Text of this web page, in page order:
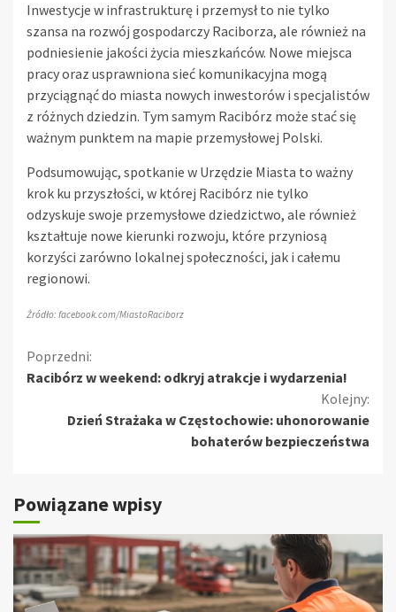
Inwestycje w infrastrukturę i przemysł to nie tylko
szansa na rozwój gospodarczy Raciborza, ale również na
podniesienie jakości życia mieszkańców. Nowe miejsca
pracy oraz usprawniona sieć komunikacyjna mogą
przyciągnąć do miasta nowych inwestorów i specjalistów
z różnych dziedzin. Tym samym Racibórz może stać się
ważnym punktem na mapie przemysłowej Polski.
Podsumowując, spotkanie w Urzędzie Miasta to ważny
krok ku przyszłości, w której Racibórz nie tylko
odzyskuje swoje przemysłowe dziedzictwo, ale również
kształtuje nowe kierunki rozwoju, które przyniosą
korzyści zarówno lokalnej społeczności, jak i całemu
regionowi.
Źródło: facebook.com/MiastoRaciborz
Kontynuuj
Poprzedni:
Racibórz w weekend: odkryj atrakcje i wydarzenia!
Kolejny:
Dzień Strażaka w Częstochowie: uhonorowanie
bohaterów bezpieczeństwa
Powiązane wpisy